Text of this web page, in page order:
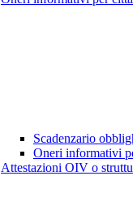
Scadenzario
Oneri informativi
Attestazioni OIV o